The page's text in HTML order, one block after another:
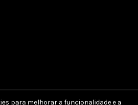
para melhorar a funcionalidade e a